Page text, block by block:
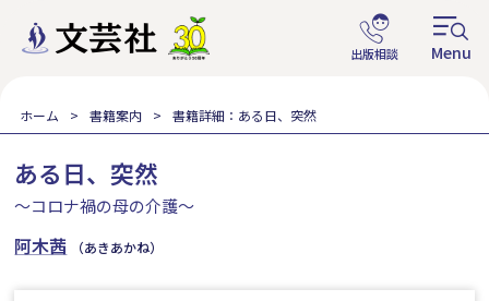
ホーム 書籍案内 書籍詳細：ある日、突然
ある日、突然
～コロナ禍の母の介護～
阿木茜 （あきあかね）